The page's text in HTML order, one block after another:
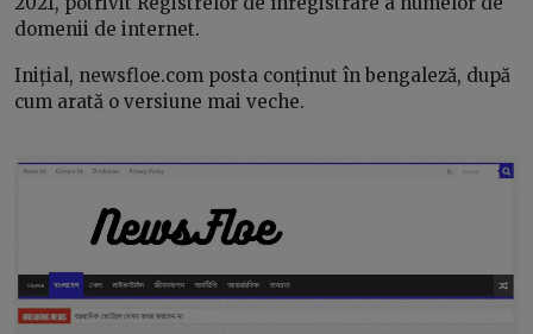
domenii de internet.
Inițial, newsfloe.com posta conținut în bengaleză, după
cum arată o versiune mai veche.